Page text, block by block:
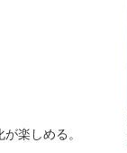
楽しめる。